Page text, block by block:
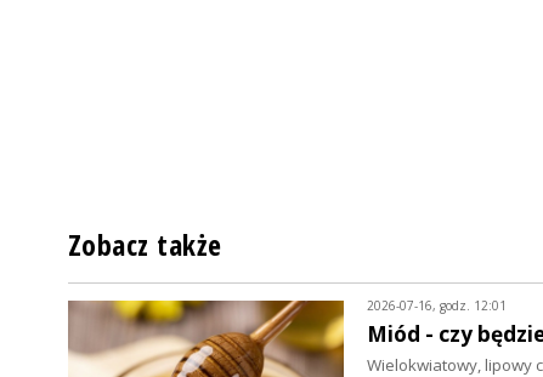
Zobacz także
2026-07-16, godz. 12:01
Miód - czy
Wielokwiatowy, lipowy